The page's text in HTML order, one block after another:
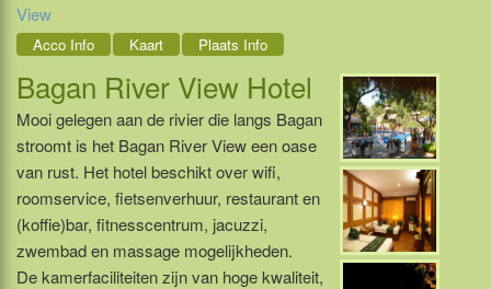
View
Acco Info Kaart Plaats Info
Bagan River View Hotel
Mooi gelegen aan de rivier die langs Bagan
stroomt is het Bagan River View een oase
van rust. Het hotel beschikt over wifi,
roomservice, fietsenverhuur, restaurant en
(koffie)bar, fitnesscentrum, jacuzzi,
zwembad en massage mogelijkheden.
De kamerfaciliteiten zijn van hoge kwaliteit,